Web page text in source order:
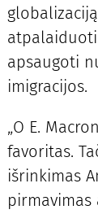
apsaugoti
imigracijos.
„O E.
favoritas.
išrinkimas
pirmavimas